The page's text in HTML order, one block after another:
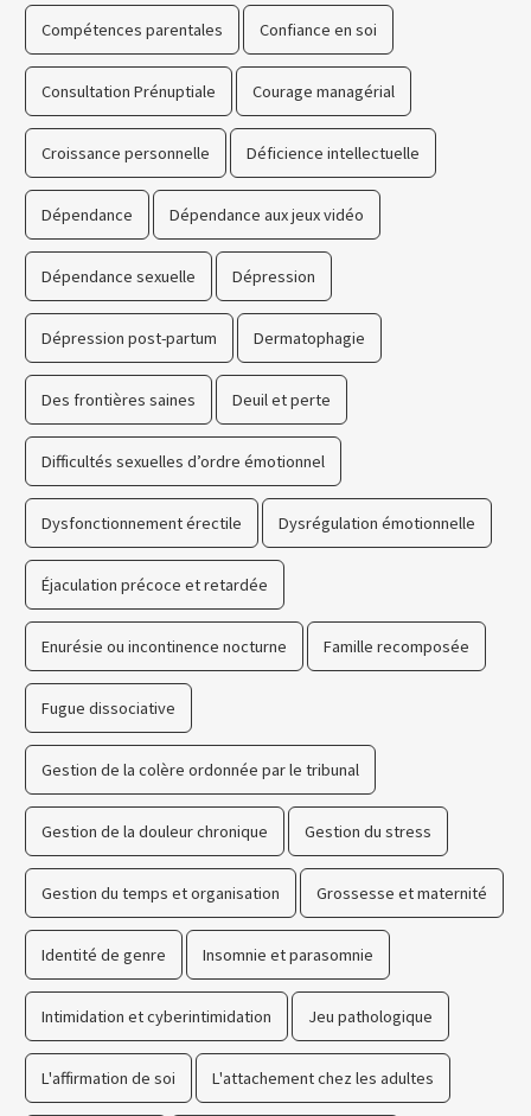
Compétences parentales Confiance en soi
Consultation Prénuptiale Courage managérial
Croissance personnelle Déficience intellectuelle
Dépendance Dépendance aux jeux vidéo
Dépendance sexuelle Dépression
Dépression post-partum Dermatophagie
Des frontières saines Deuil et perte
Difficultés sexuelles d’ordre émotionnel
Dysfonctionnement érectile Dysrégulation émotionnelle
Éjaculation précoce et retardée
Enurésie ou incontinence nocturne Famille recomposée
Fugue dissociative
Gestion de la colère ordonnée par le tribunal
Gestion de la douleur chronique Gestion du stress
Gestion du temps et organisation Grossesse et maternité
Identité de genre Insomnie et parasomnie
Intimidation et cyberintimidation Jeu pathologique
L'affirmation de soi L'attachement chez les adultes